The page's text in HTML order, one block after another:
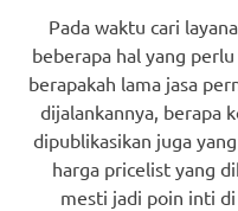
Pada waktu cari
beberapa hal yang
berapakah lama jasa
dijalankannya, berapa
dipublikasikan juga
harga pricelist yang
mesti jadi poin inti